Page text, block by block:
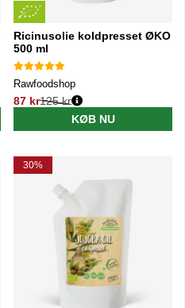
Ricinusolie koldpresset ØKO
500 ml
Rawfoodshop
87 kr
Normalpris:
125 kr
KØB NU
30%